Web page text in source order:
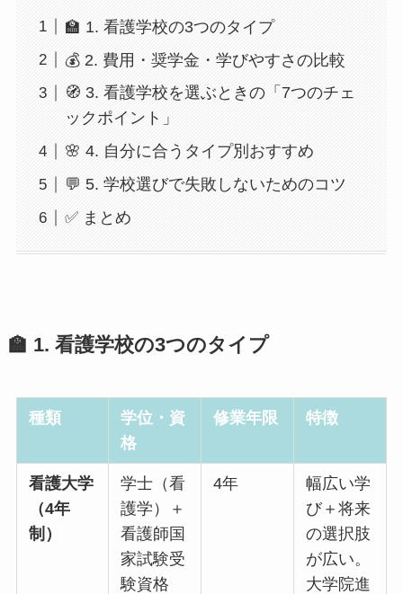
🏫 1. 看護学校の3つのタイプ
💰 2. 費用・奨学金・学びやすさの比較
🧭 3. 看護学校を選ぶときの「7つのチェ
ックポイント」
🌸 4. 自分に合うタイプ別おすすめ
💬 5. 学校選びで失敗しないためのコツ
✅ まとめ
🏫 1. 看護学校の3つのタイプ
種類
学位・資
格
修業年限 特徴
看護大学
（4年
制）
学士（看
護学）＋
看護師国
家試験受
験資格
4年
幅広い学
び＋将来
の選択肢
が広い。
大学院進